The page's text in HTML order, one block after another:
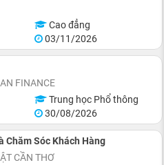
Cao đẳng
03/11/2026
FINANCE
Trung học Phổ thông
30/08/2026
Chăm Sóc Khách Hàng
CẦN THƠ